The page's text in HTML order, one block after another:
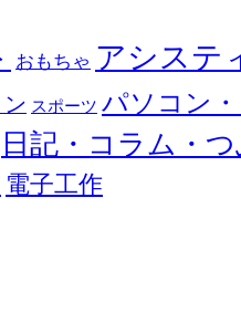
おもちゃ アシステ
スポーツ パソコン
日記・コラム・
電子工作